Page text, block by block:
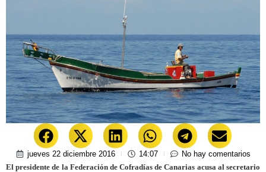
jueves 22 diciembre 2016 14:07
No hay comentarios
El presidente de la Federación de Cofradías de Canarias acusa al secretario